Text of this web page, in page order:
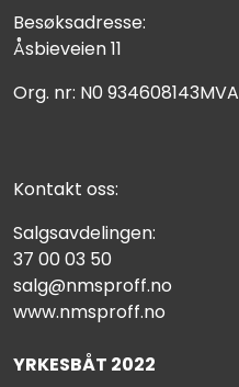
Besøksadresse:
Åsbieveien 11
Org. nr: N0 934608143MVA
Kontakt oss:
Salgsavdelingen:
37 00 03 50
salg@nmsproff.no
www.nmsproff.no
YRKESBÅT 2022